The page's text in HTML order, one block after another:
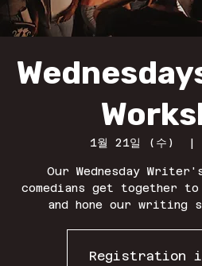
1월 21일 (수)
Our Wednesday
comedians get together
and hone our writing
Registration